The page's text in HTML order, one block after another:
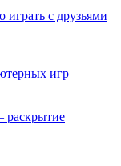
играть с друзьями
игр
раскрытие